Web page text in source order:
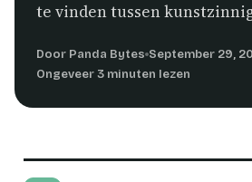
te vinden tussen
Door Panda Bytes September 29,
Ongeveer 3 minuten lezen